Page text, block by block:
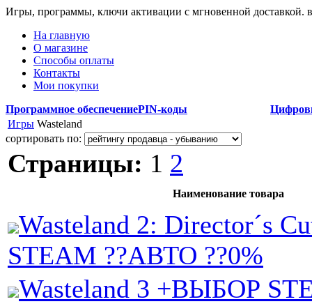
Игры, программы, ключи активации с мгновенной доставкой.
На главную
О магазине
Способы оплаты
Контакты
Мои покупки
Программное обеспечениеPIN-коды
Игры Wasteland
сортировать по:
Страницы: 1 2
Наименование товара
Wasteland 2: Director´s
STEAM ??АВТО ??0%
Wasteland 3 +ВЫБОР